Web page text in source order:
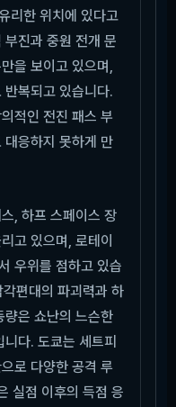
리한 위치에 있다고
진과 중원 전개 문
을 보이고 있으며,
복되고 있습니다.
적인 전진 패스 부
대응하지 못하게 만
, 하프 스페이스 장
고 있으며, 로테이
우위를 점하고 있습
편대의 파괴력과 하
량은 쇼난의 느슨한
다. 도쿄는 세트피
로 다양한 공격 루
실점 이후의 득점 응